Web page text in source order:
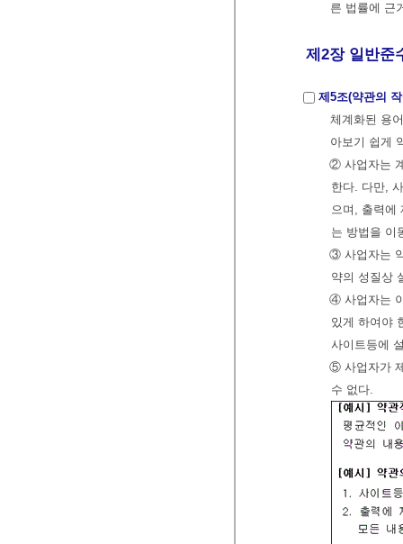
른 법률에 근
제2장 일반준
제5조(약관의
체계화된 용
아보기 쉽게
② 사업자는
한다. 다만,
으며, 출력에
는 방법을 이
③ 사업자는
약의 성질상
④ 사업자는
있게 하여야
사이트등에
⑤ 사업자가
수 없다.